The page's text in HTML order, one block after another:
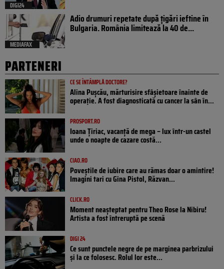
DIGI24
MEDIAFAX
Adio drumuri repetate după țigări ieftine în
Bulgaria. România limitează la 40 de...
PARTENERI
CE SE ÎNTÂMPLĂ DOCTORE?
Alina Pușcău, mărturisire sfâșietoare înainte de
operație. A fost diagnosticată cu cancer la sân în...
PROSPORT.RO
Ioana Țiriac, vacanță de mega – lux într-un castel
unde o noapte de cazare costă...
CIAO.RO
Poveştile de iubire care au rămas doar o amintire!
Imagini tari cu Gina Pistol, Răzvan...
CLICK.RO
Moment neașteptat pentru Theo Rose la Nibiru!
Artista a fost întreruptă pe scenă
DIGI 24
Ce sunt punctele negre de pe marginea parbrizului
și la ce folosesc. Rolul lor este...